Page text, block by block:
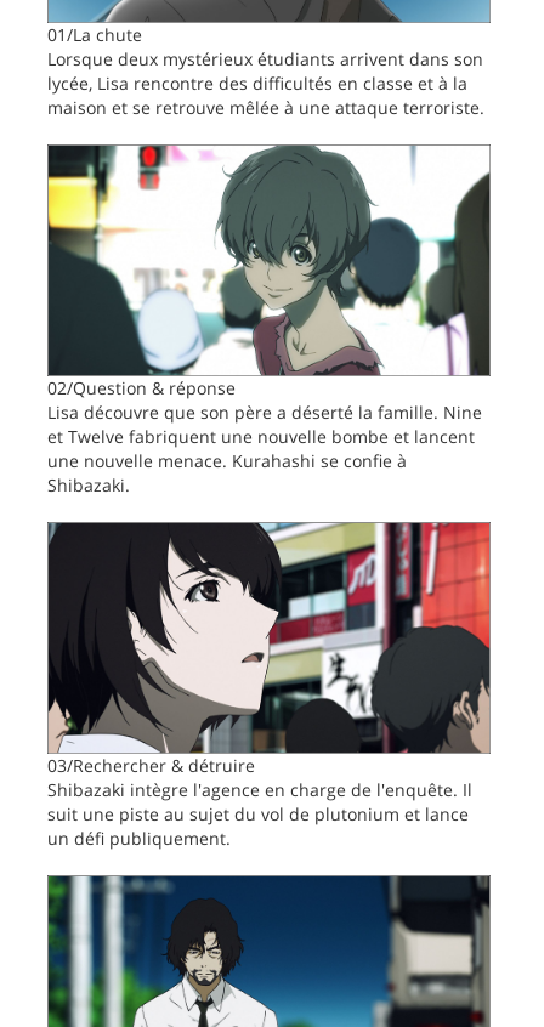
01/La chute
Lorsque deux mystérieux étudiants arrivent dans son
lycée, Lisa rencontre des difficultés en classe et à la
maison et se retrouve mêlée à une attaque terroriste.
02/Question & réponse
Lisa découvre que son père a déserté la famille. Nine
et Twelve fabriquent une nouvelle bombe et lancent
une nouvelle menace. Kurahashi se confie à
Shibazaki.
03/Rechercher & détruire
Shibazaki intègre l'agence en charge de l'enquête. Il
suit une piste au sujet du vol de plutonium et lance
un défi publiquement.